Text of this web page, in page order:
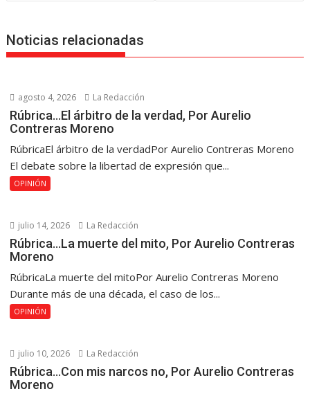
Noticias relacionadas
agosto 4, 2026 La Redacción
Rúbrica…El árbitro de la verdad, Por Aurelio
Contreras Moreno
RúbricaEl árbitro de la verdadPor Aurelio Contreras Moreno
El debate sobre la libertad de expresión que...
OPINIÓN
julio 14, 2026 La Redacción
Rúbrica…La muerte del mito, Por Aurelio Contreras
Moreno
RúbricaLa muerte del mitoPor Aurelio Contreras Moreno
Durante más de una década, el caso de los...
OPINIÓN
julio 10, 2026 La Redacción
Rúbrica…Con mis narcos no, Por Aurelio Contreras
Moreno